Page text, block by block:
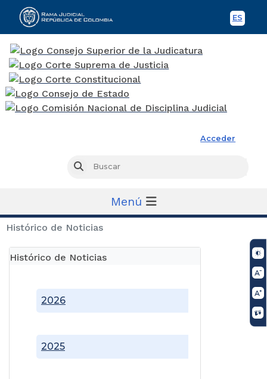
ES
Acceder
Buscar
Menú
Histórico de Noticias
Histórico de Noticias
2025
2026